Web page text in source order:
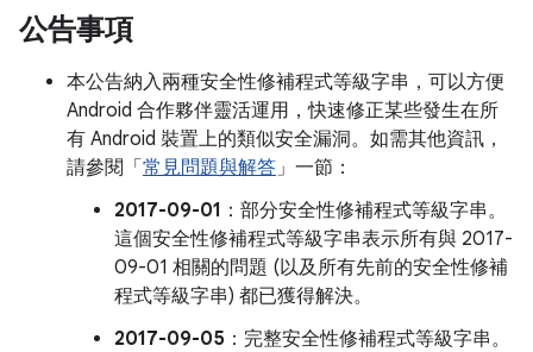
公告事項
本公告納入兩種安全性修補程式等級字串，可以方便
Android 合作夥伴靈活運用，快速修正某些發生在所
有 Android 裝置上的類似安全漏洞。如需其他資訊，
請參閱「 常見問題與解答」一節：
2017-09-01 ：部分安全性修補程式等級字串。
這個安全性修補程式等級字串表示所有與 2017-
09-01 相關的問題 (以及所有先前的安全性修補
程式等級字串) 都已獲得解決。
2017-09-05 ：完整安全性修補程式等級字串。